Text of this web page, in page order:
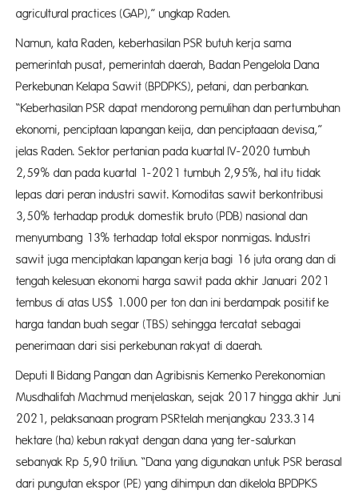
agricultural practices (GAP),” ungkap Raden.
Namun, kata Raden, keberhasilan PSR butuh kerja sama
pemerintah pusat, pemerintah daerah, Badan Pengelola Dana
Perkebunan Kelapa Sawit (BPDPKS), petani, dan perbankan.
“Keberhasilan PSR dapat mendorong pemulihan dan pertumbuhan
ekonomi, penciptaan lapangan keija, dan penciptaaan devisa,”
jelas Raden. Sektor pertanian pada kuartal IV-2020 tumbuh
2,59% dan pada kuartal 1-2021 tumbuh 2,95%, hal itu tidak
lepas dari peran industri sawit. Komoditas sawit berkontribusi
3,50% terhadap produk domestik bruto (PDB) nasional dan
menyumbang 13% terhadap total ekspor nonmigas. Industri
sawit juga menciptakan lapangan kerja bagi 16 juta orang dan di
tengah kelesuan ekonomi harga sawit pada akhir Januari 2021
tembus di atas US$ 1.000 per ton dan ini berdampak positif ke
harga tandan buah segar (TBS) sehingga tercatat sebagai
penerimaan dari sisi perkebunan rakyat di daerah.
Deputi II Bidang Pangan dan Agribisnis Kemenko Perekonomian
Musdhalifah Machmud menjelaskan, sejak 2017 hingga akhir Juni
2021, pelaksanaan program PSRtelah menjangkau 233.314
hektare (ha) kebun rakyat dengan dana yang ter-salurkan
sebanyak Rp 5,90 triliun. “Dana yang digunakan untuk PSR berasal
dari pungutan ekspor (PE) yang dihimpun dan dikelola BPDPKS